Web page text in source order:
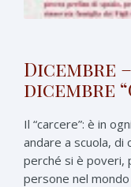
Dicembre
dicembre
Il “carcere”: è in
andare a scuola,
perché si è poveri,
persone nel